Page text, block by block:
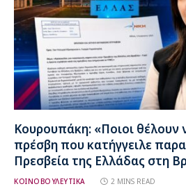
Κουρουπάκη: «Ποιοι
πρέσβη που κατήγγειλε
Πρεσβεία της Ελλάδας στη
ΚΟΙΝΟΒΟΥΛΕΥΤΙΚΑ 2 MINS READ